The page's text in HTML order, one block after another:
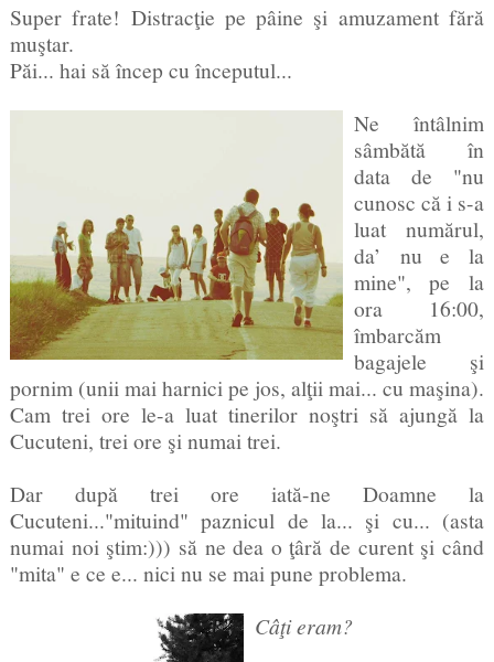
Super frate! Distracţie pe pâine şi amuzament fără
muştar.
Păi... hai să încep cu începutul...
Ne întâlnim
sâmbătă în
data de "nu
cunosc că i s-a
luat numărul,
da’ nu e la
mine", pe la
ora 16:00,
îmbarcăm
bagajele şi
pornim (unii mai harnici pe jos, alţii mai... cu maşina).
Cam trei ore le-a luat tinerilor noştri să ajungă la
Cucuteni, trei ore şi numai trei.
Dar după trei ore iată-ne Doamne la
Cucuteni..."mituind" paznicul de la... şi cu... (asta
numai noi ştim:))) să ne dea o ţâră de curent şi când
"mita" e ce e... nici nu se mai pune problema.
Câţi eram?